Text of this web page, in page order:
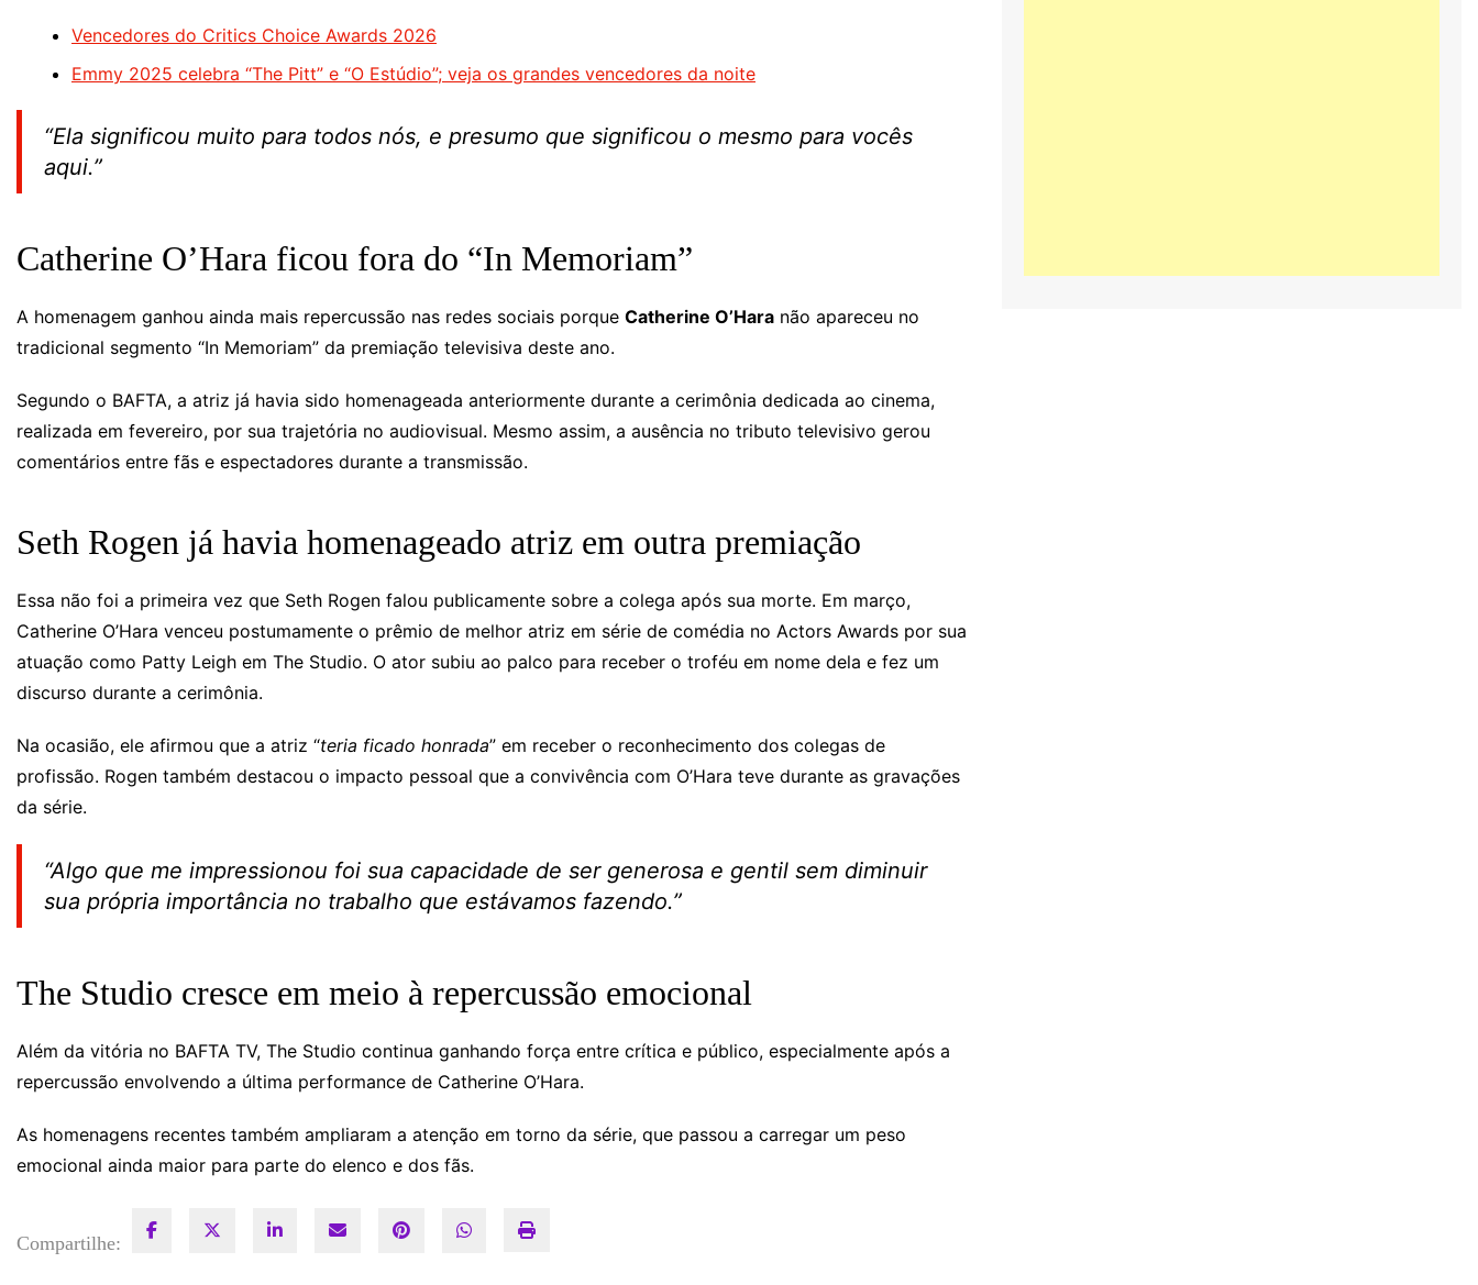
Vencedores do Critics Choice Awards 2026
Emmy 2025 celebra “The Pitt” e “O Estúdio”; veja os grandes vencedores da noite
“Ela significou muito para todos nós, e presumo que significou o mesmo para vocês
aqui.”
Catherine O’Hara ficou fora do “In Memoriam”
A homenagem ganhou ainda mais repercussão nas redes sociais porque Catherine O’Hara não apareceu no
tradicional segmento “In Memoriam” da premiação televisiva deste ano.
Segundo o BAFTA, a atriz já havia sido homenageada anteriormente durante a cerimônia dedicada ao cinema,
realizada em fevereiro, por sua trajetória no audiovisual. Mesmo assim, a ausência no tributo televisivo gerou
comentários entre fãs e espectadores durante a transmissão.
Seth Rogen já havia homenageado atriz em outra premiação
Essa não foi a primeira vez que Seth Rogen falou publicamente sobre a colega após sua morte. Em março,
Catherine O’Hara venceu postumamente o prêmio de melhor atriz em série de comédia no Actors Awards por sua
atuação como Patty Leigh em The Studio. O ator subiu ao palco para receber o troféu em nome dela e fez um
discurso durante a cerimônia.
Na ocasião, ele afirmou que a atriz “teria ficado honrada” em receber o reconhecimento dos colegas de
profissão. Rogen também destacou o impacto pessoal que a convivência com O’Hara teve durante as gravações
da série.
“Algo que me impressionou foi sua capacidade de ser generosa e gentil sem diminuir
sua própria importância no trabalho que estávamos fazendo.”
The Studio cresce em meio à repercussão emocional
Além da vitória no BAFTA TV, The Studio continua ganhando força entre crítica e público, especialmente após a
repercussão envolvendo a última performance de Catherine O’Hara.
As homenagens recentes também ampliaram a atenção em torno da série, que passou a carregar um peso
emocional ainda maior para parte do elenco e dos fãs.
Compartilhe: